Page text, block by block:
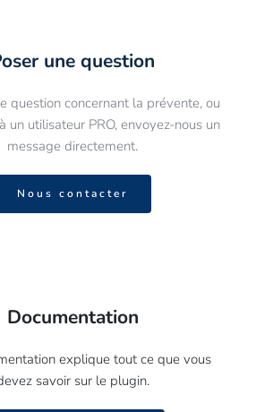
une question
question concernant la prévente, ou
un utilisateur PRO, envoyez-nous un
message directement.
Nous contacter
Documentation
explique tout ce que vous
savoir sur le plugin.